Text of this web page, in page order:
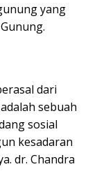
yang
dari
sebuah
sosial
kesadaran
dr. Chandra